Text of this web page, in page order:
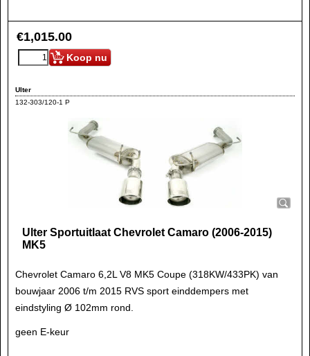
€1,015.00
Koop nu
Ulter
132-303/120-1 P
Ulter Sportuitlaat Chevrolet Camaro (2006-2015)
MK5
Chevrolet Camaro 6,2L V8 MK5 Coupe (318KW/433PK) van
bouwjaar 2006 t/m 2015 RVS sport einddempers met
eindstyling Ø 102mm rond.
geen E-keur